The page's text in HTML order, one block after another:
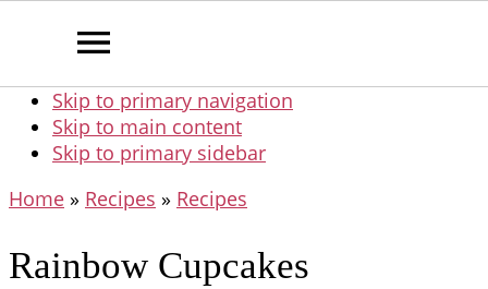
Skip to primary navigation
Skip to main content
Skip to primary sidebar
Home » Recipes » Recipes
Rainbow Cupcakes